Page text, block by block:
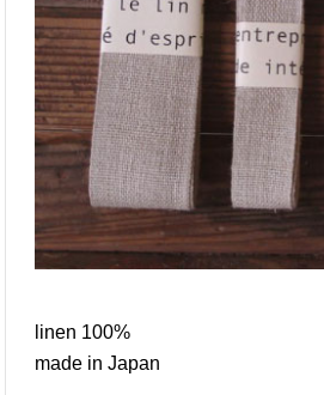
linen 100%
made in Japan